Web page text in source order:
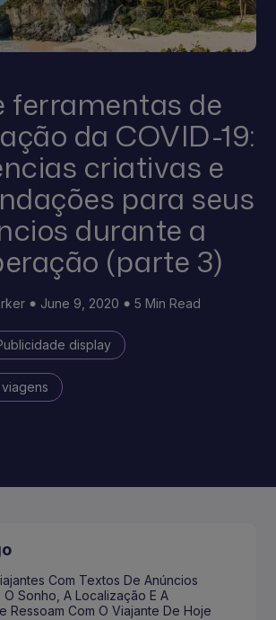
ferramentas de
da COVID-19:
criativas e
para seus
durante a
(parte 3)
June 9, 2020 5 Min Read
display
Com Textos De Anúncios
O Sonho, A Localização E A
Ressoam Com O Viajante De Hoje